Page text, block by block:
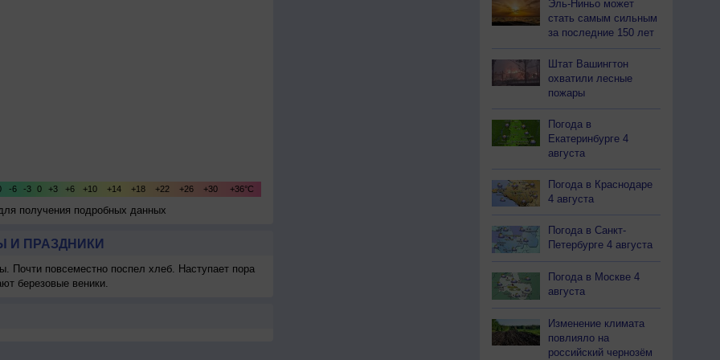
получения подробных данных
И ПРАЗДНИКИ
Почти повсеместно поспел хлеб. Наступает пора
березовые веники.
Эль-Ниньо может
стать самым сильным
за последние 150 лет
Штат Вашингтон
охватили лесные
пожары
Погода в
Екатеринбурге 4
августа
Погода в Краснодаре
4 августа
Погода в Санкт-
Петербурге 4 августа
Погода в Москве 4
августа
Изменение климата
повлияло на
российский чернозём